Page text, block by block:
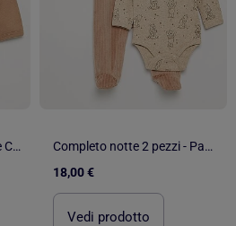
Set di 2 body 'Disney' 'Cip e Ciop'
Completo notte 2 pezzi - Pagliaccetto senza maniche + body
18,00 €
Vedi prodotto